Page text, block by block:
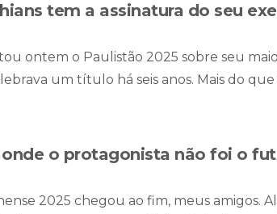
tem a assinatura do seu
ontem o Paulistão 2025 sobre seu
um título há seis anos. Mais do que
o protagonista não foi o
2025 chegou ao fim, meus amigos.